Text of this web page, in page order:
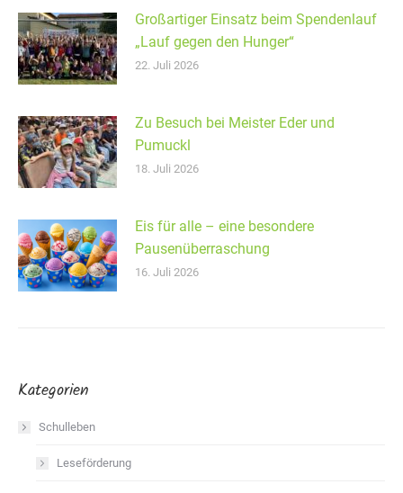
Großartiger Einsatz beim Spendenlauf
„Lauf gegen den Hunger“
22. Juli 2026
Zu Besuch bei Meister Eder und
Pumuckl
18. Juli 2026
Eis für alle – eine besondere
Pausenüberraschung
16. Juli 2026
Kategorien
Schulleben
Leseförderung